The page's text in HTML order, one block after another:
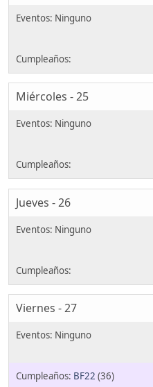
Miércoles - 25
Jueves - 26
Viernes - 27
BF22 (36)